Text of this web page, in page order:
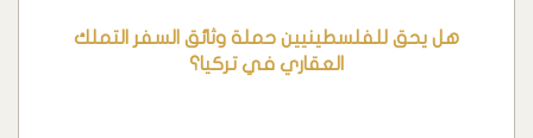
هل يحق للفلسطينيين حملة وثائق السفر التملك
العقاري في تركيا؟